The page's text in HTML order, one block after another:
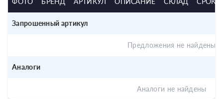
Запрошенный артикул
Предложения не найдены
Аналоги
Аналоги не найдены